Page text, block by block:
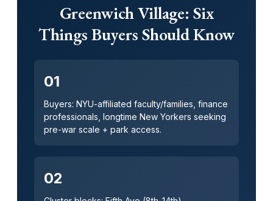
Greenwich Village: Six
Things Buyers Should Know
01
Buyers: NYU-affiliated faculty/families, finance
professionals, longtime New Yorkers seeking
pre-war scale + park access.
02